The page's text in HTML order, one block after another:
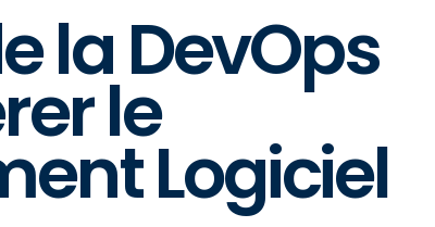
la DevOps
le
Logiciel